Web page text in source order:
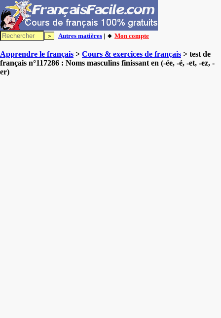
Autres matières | 🔸 Mon compte
Apprendre le français > Cours & exercices de français > test de
français n°117286 : Noms masculins finissant en (-ée, -é, -et, -ez, -
er)